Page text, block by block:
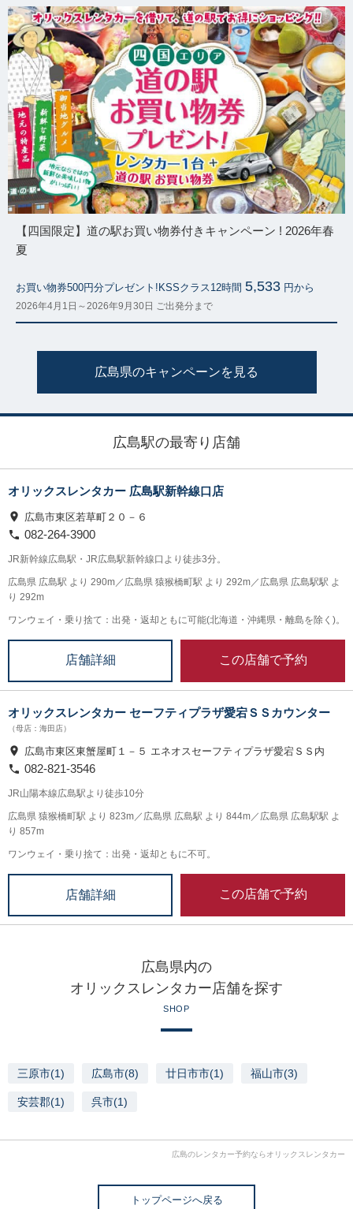
【四国限定】道の駅お買い物券付きキャンペーン ! 2026年春
夏
お買い物券500円分プレゼント!KSSクラス12時間 5,533 円から
2026年4月1日～2026年9月30日 ご出発分まで
広島県のキャンペーンを見る
広島駅の最寄り店舗
オリックスレンタカー 広島駅新幹線口店
広島市東区若草町２０－６
082-264-3900
JR新幹線広島駅・JR広島駅新幹線口より徒歩3分。
広島県 広島駅 より 290m／広島県 猿猴橋町駅 より 292m／広島県 広島駅駅 よ
り 292m
ワンウェイ・乗り捨て：出発・返却ともに可能(北海道・沖縄県・離島を除く)。
店舗詳細 この店舗で予約
オリックスレンタカー セーフティプラザ愛宕ＳＳカウンター
（母店：海田店）
広島市東区東蟹屋町１－５ エネオスセーフティプラザ愛宕ＳＳ内
082-821-3546
JR山陽本線広島駅より徒歩10分
広島県 猿猴橋町駅 より 823m／広島県 広島駅 より 844m／広島県 広島駅駅 よ
り 857m
ワンウェイ・乗り捨て：出発・返却ともに不可。
店舗詳細 この店舗で予約
広島県内の
オリックスレンタカー店舗を探す
SHOP
三原市(1) 広島市(8) 廿日市市(1) 福山市(3)
安芸郡(1) 呉市(1)
広島のレンタカー予約ならオリックスレンタカー
トップページへ戻る